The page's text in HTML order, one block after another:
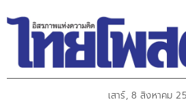
เสาร์, 8 สิงหาคม